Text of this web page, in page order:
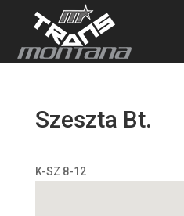
Szeszta Bt.
K-SZ 8-12